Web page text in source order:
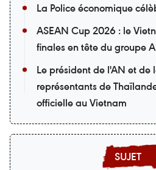
La Police économique
ASEAN Cup 2026 : le
finales en tête du groupe A
Le président de l'AN et de
représentants de
officielle au Vietnam